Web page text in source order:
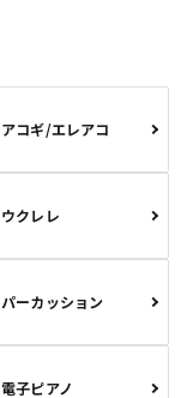
アコギ/エレアコ
ウクレレ
パーカッション
電子ピアノ